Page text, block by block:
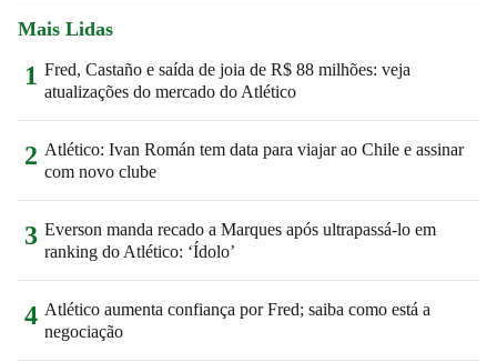
Mais Lidas
1 Fred, Castaño e saída de joia de R$ 88 milhões: veja
atualizações do mercado do Atlético
2 Atlético: Ivan Román tem data para viajar ao Chile e assinar
com novo clube
3 Everson manda recado a Marques após ultrapassá-lo em
ranking do Atlético: ‘Ídolo’
4 Atlético aumenta confiança por Fred; saiba como está a
negociação